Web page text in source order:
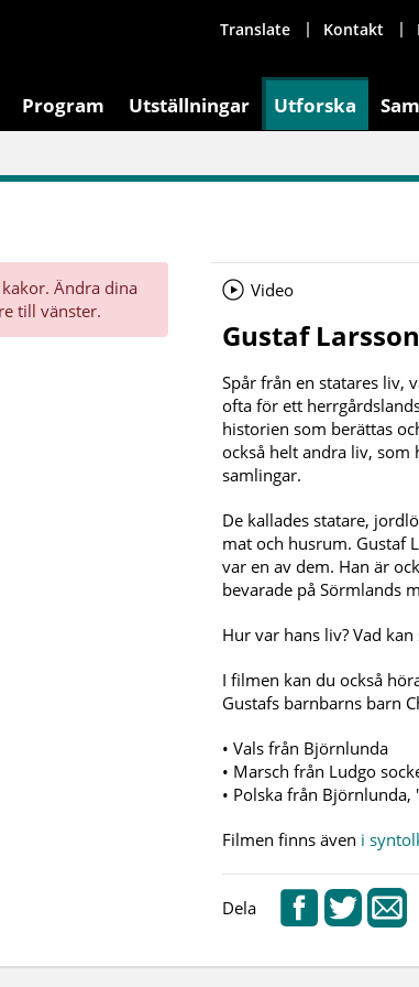
Translate Kontakt
Program Utställningar Utforska
Ändra dina
till vänster.
Video
Gustaf
Spår från en statares liv,
ofta för ett
historien som berättas
också helt andra liv, som
samlingar.
De kallades statare,
mat och husrum. Gustaf
var en av dem. Han är
bevarade på Sörmlands
Hur var hans liv? Vad
I filmen kan du också
Gustafs barnbarns barn
• Vals från Björnlunda
• Marsch från Ludgo
• Polska från
Filmen finns även i
Dela